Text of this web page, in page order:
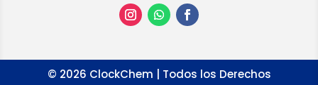
© 2026 ClockChem | Todos los Derechos